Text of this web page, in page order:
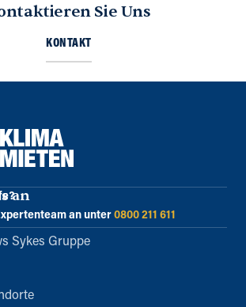
Sie Uns
KONTAKT
an
an unter 0800 211 611
Sykes Gruppe